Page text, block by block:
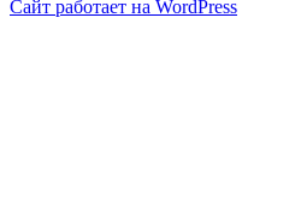
Сайт работает на WordPress